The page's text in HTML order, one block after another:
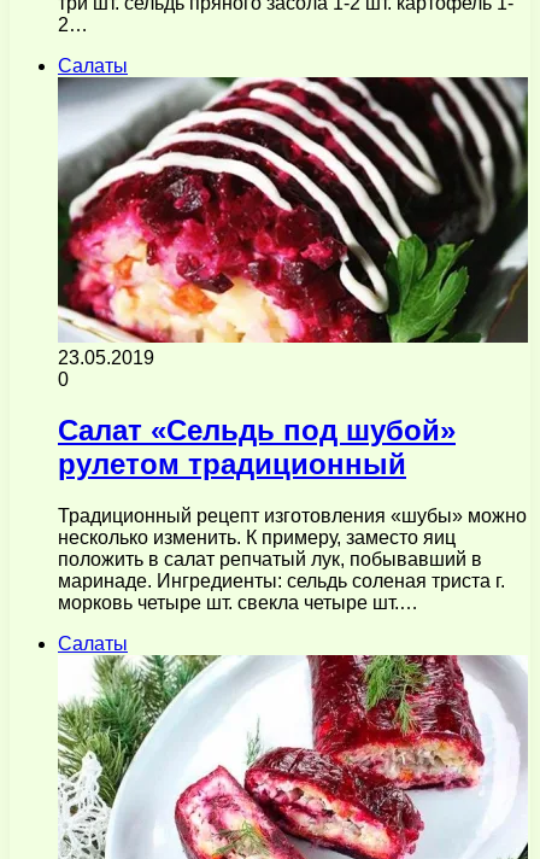
2…
Салаты
23.05.2019
0
Салат «Сельдь под шубой»
рулетом традиционный
Традиционный рецепт изготовления «шубы» можно
несколько изменить. К примеру, заместо яиц
положить в салат репчатый лук, побывавший в
маринаде. Ингредиенты: сельдь соленая триста г.
морковь четыре шт. свекла четыре шт.…
Салаты